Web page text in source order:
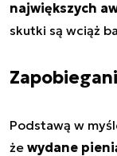
największych
skutki są wciąż
Podstawą w
że wydane